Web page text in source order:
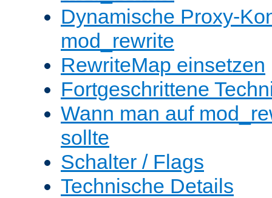
Dynamische Proxy-
mod_rewrite
RewriteMap einsetzen
Fortgeschrittene
Wann man auf
sollte
Schalter / Flags
Technische Details